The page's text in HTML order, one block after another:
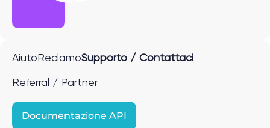
Aiuto ReclamoSupporto / Contattaci
Referral / Partner
Documentazione API